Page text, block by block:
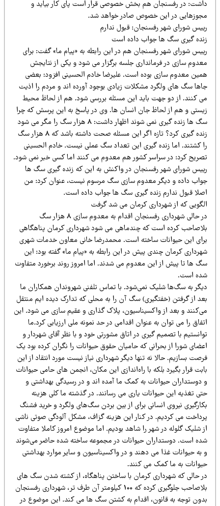
در رفسنجان هم بخش خصوصی قرار است پای کار بیاید و
در این خصوص صادر خواهد شد.
شورای شهر رفسنجان: قبول ندارم
گیری سگ ها جواب داده است
شورای شهر رفسنجان هم در این رابطه به «پیام ما» گفت: برای
سازی در فرمانداری جلسه برگزار می شود و یکی از نتایجش
معدوم سازی بوده است. علیرضا خادم الحسینی افزود: بعضی
سگ های ولگرد مشکلات زیادی بوجود آورده اند و مردم را اذیت
کنند. از دو جهت باید این مسئله بررسی شود. هم از لحاظ محیط
و هم از لحاظ جان انسان ها. وی در پاسخ به این پرسش که چرا
سگ ها زنده گیری نمی شوند اظهار داشت: 8 هزار سگ را مگر می شود
زنده گیری کرد؟ تازه اگر این مسئله صحت داشته باشد که 8 هزار سگ
کشتند. اما زنده گیری این تعداد سگ عملی نیست. خادم الحسینی
کرد: در سراسر کشور هم معدوم می کنند اما کسی خبر نمی شود.
شورای شهر رفسنجان در واکنش به این که زنده گیری سگ ها
داده و دیگر معدوم سازی سگ مرسوم نیست، عنوان کرد: من
قبول ندارم زنده گیری سگ ها جواب داده است.
که از شهرداری کرمان می شد گرفت
در حالی شهرداری رفسنجان اقدام به معدوم سازی 8 هزار سگ
کرده است که چندماهی می شود شهرداری کرمان پناهگاهی
این حیوانات ساخته است. محمدرضا خانی معاون خدمات شهری
کرمان چندی پیش در این رابطه به «پیام ما» گفته بود: این
ها تا پیش از این معدوم می شدند. اما امروز روند برخورد متفاوت
است.
به سگ‌ها شلیک نمی‌شود. با تماس تلفنی شهروندان همکاران ما
از گرفتن (خفتگیری) سگ ‌آن را به محلی که تدارک دیده ایم منتقل
و بعد از واکسیناسیون، پلاک گذاری و عقیم سازی می شود. این
را می توان به عنوان اقدامی در حد نمونه ملی ارزیابی کرد.ما
با تصمیم گیری در اتاق مشورتی خود و با نظر آقای شهردار و
شورا از بحرانی که حامیان حقوق حیوانات را نگران کرده بود یک
بسازیم. حالا نه تنها دیگر شهرداری نیاز نیست مورد انتقاد از این
قرار بگیرد بلکه با راه‌اندازی این مکان، انجمن های حامی حیوانات
دوستداران حیوانات به کمک ما آمده اند و در رسیدگی بهداشتی و
تغذیه این حیوانات یاری می رسانند. در گذشته ما کلی هزینه
نیروی انسانی برای از بین بردن سگ‌های ولگرد و خرید فشنگ
می کردیم. در کنار این هزینه گزاف، مشکل آلودگی صوتی ناشی
شلیک گلوله در شهر را شاهد بودیم. اما موضوع امروز کاملا متفاوت
است. دوستداران حیوانات در مجموعه ساخته شده حاضر می‌شوند
به حیوانات غذا می دهند و در واکسیناسیون و سایر موارد بهداشتی
به ما کمک می کنند.
حالی که شهرداری کرمان با ساختن پناهگاه، از کشته شدن سگ های
بلاصاحب جلوگیری کرده که 100 کیلومتر آن طرف تر، شهرداری رفسنجان
توجه به قانون، اقدام به کشتن سگ ها می کند. این موضوع در